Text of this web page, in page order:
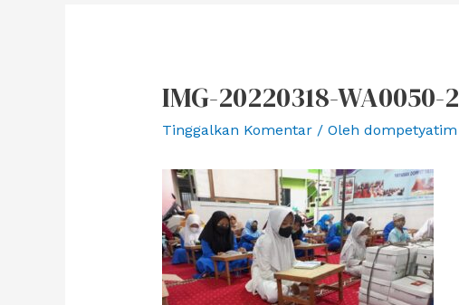
IMG-20220318-WA0050-2
Tinggalkan Komentar / Oleh dompetyatim